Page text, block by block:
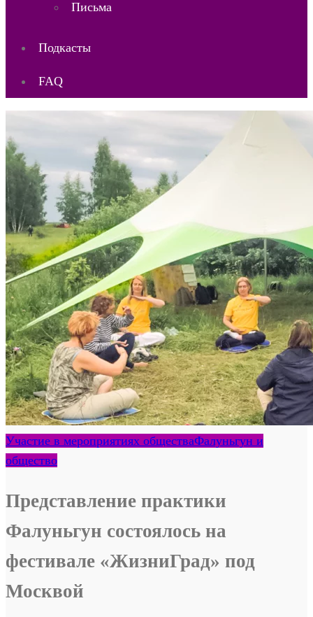
Письма
Подкасты
FAQ
Участие в мероприятиях обществаФалуньгун и
общество
Представление практики
Фалуньгун состоялось на
фестивале «ЖизниГрад» под
Москвой